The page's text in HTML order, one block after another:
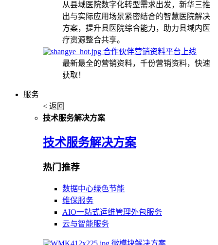
从县域医院数字化转型需求出发，新华三推
出与实际应用场景紧密结合的智慧医院解决
方案，提升县医院综合能力，助力县域内医
疗资源整合共享。
合作伙伴营销资料平台上线
最新最全的营销资料，千份营销资料，快速
获取！
服务
< 返回
技术服务解决方案
技术服务解决方案
热门推荐
数据中心绿色节能
维保服务
AIO一站式运维管理外包服务
云与智能服务
微模块解决方案